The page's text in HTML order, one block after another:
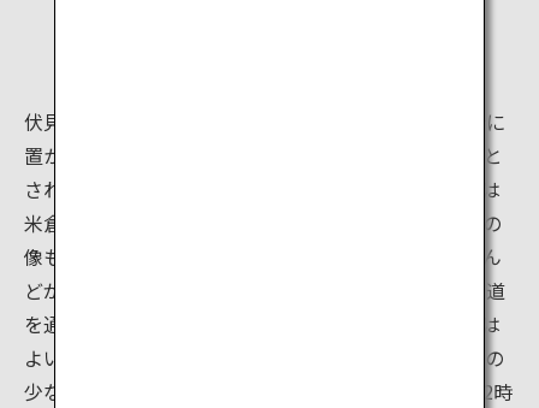
伏見稲荷大社のもう一つのシンボルは、境内の至る所に
置かれているキツネの像です。キツネは稲荷神の眷属と
されており、像の多くが口に鍵をくわえています。鍵は
米倉の鍵の象徴です。宝珠の玉をくわえているキツネの
像もあり、玉は神様の霊徳の象徴です。参拝者のほとん
どが、本殿を参拝後、山の麓から千本鳥居をくぐる近道
を通って奥社へと向かいます。時間があまりないときは
よいコースだと思いますが、個人的にはもっと観光客の
少ないルートを通るのが好きです。稲荷山を回って約2時